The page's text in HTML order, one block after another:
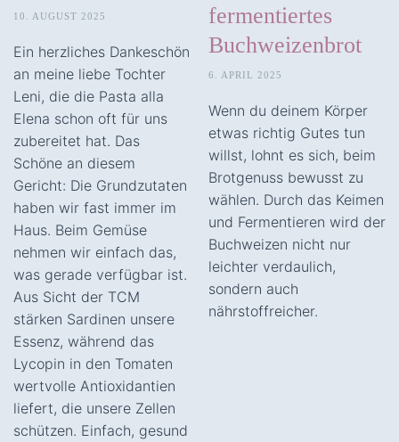
10. AUGUST 2025
Ein herzliches Dankeschön
an meine liebe Tochter
Leni, die die Pasta alla
Elena schon oft für uns
zubereitet hat. Das
Schöne an diesem
Gericht: Die Grundzutaten
haben wir fast immer im
Haus. Beim Gemüse
nehmen wir einfach das,
was gerade verfügbar ist.
Aus Sicht der TCM
stärken Sardinen unsere
Essenz, während das
Lycopin in den Tomaten
wertvolle Antioxidantien
liefert, die unsere Zellen
schützen. Einfach, gesund
fermentiertes
Buchweizenbrot
6. APRIL 2025
Wenn du deinem Körper
etwas richtig Gutes tun
willst, lohnt es sich, beim
Brotgenuss bewusst zu
wählen. Durch das Keimen
und Fermentieren wird der
Buchweizen nicht nur
leichter verdaulich,
sondern auch
nährstoffreicher.